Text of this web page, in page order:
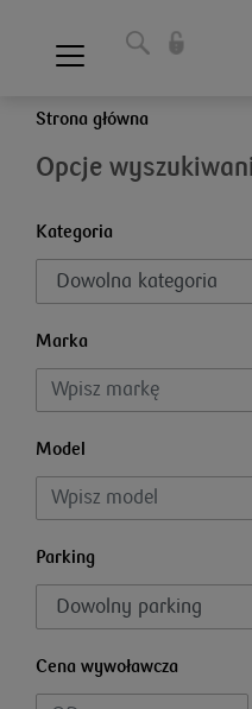
Strona główna
Opcje
Kategoria
Marka
Model
Parking
Cena wywoławcza